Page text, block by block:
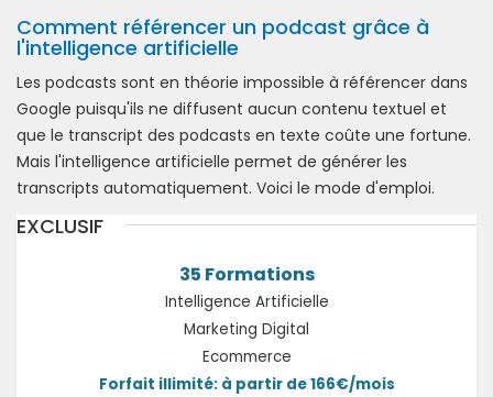
Comment référencer un podcast grâce à
l'intelligence artificielle
Les podcasts sont en théorie impossible à référencer dans
Google puisqu'ils ne diffusent aucun contenu textuel et
que le transcript des podcasts en texte coûte une fortune.
Mais l'intelligence artificielle permet de générer les
transcripts automatiquement. Voici le mode d'emploi.
EXCLUSIF
35 Formations
Intelligence Artificielle
Marketing Digital
Ecommerce
Forfait illimité: à partir de 166€/mois